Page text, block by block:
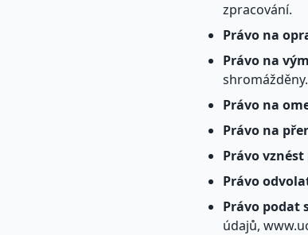
zpracování.
Právo na
Právo na
shromážděny.
Právo na
Právo na
Právo
Právo
Právo podat
údajů,